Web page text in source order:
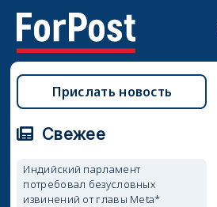
Прислать новость
Свежее
Индийский парламент
потребовал безусловных
извинений от главы Meta*